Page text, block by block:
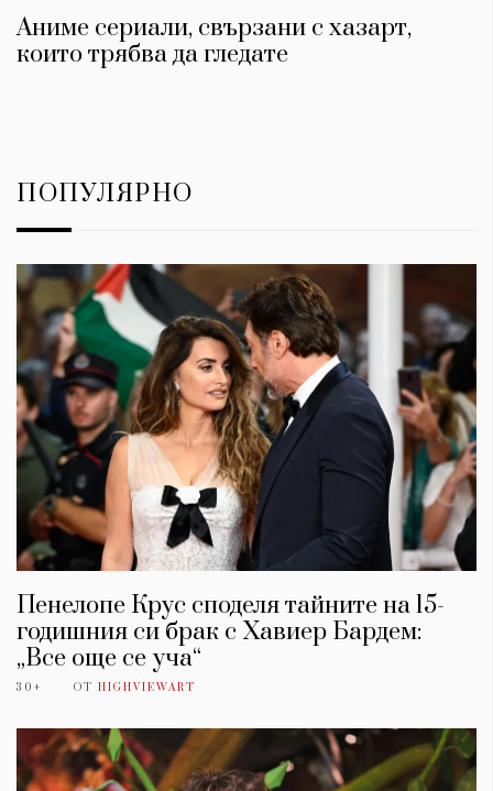
Аниме сериали, свързани с хазарт,
които трябва да гледате
ПОПУЛЯРНО
Пенелопе Крус споделя тайните на 15-
годишния си брак с Хавиер Бардем:
„Все още се уча“
30+ ОТ HIGHVIEWART